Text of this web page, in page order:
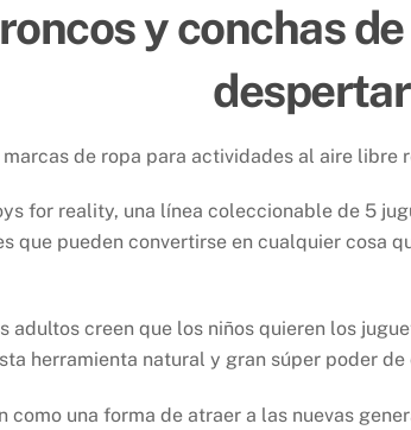
y conchas
de ropa para actividades al aire libre
for reality, una línea coleccionable de 5
que pueden convertirse en cualquier cosa
adultos creen que los niños quieren los
herramienta natural y gran súper poder
como una forma de atraer a las nuevas